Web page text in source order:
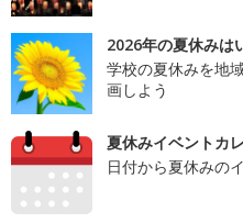
2026年の夏休みは
学校の夏休みを地
画しよう
夏休みイベントカ
日付から夏休みの